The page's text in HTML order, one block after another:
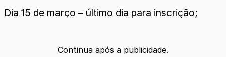
Dia 15 de março – último dia para inscrição;
Continua após a publicidade.